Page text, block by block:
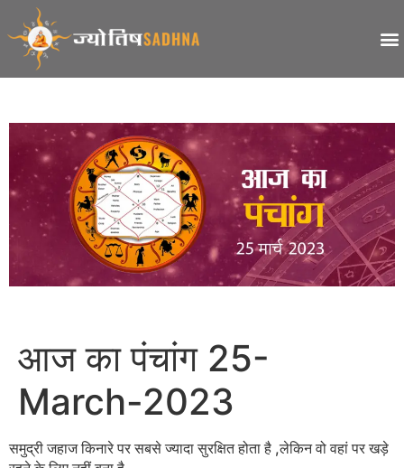
आज का पंचांग 25-
March-2023
समुद्री जहाज किनारे पर सबसे ज्यादा सुरक्षित होता है ,लेकिन वो वहां पर खड़े